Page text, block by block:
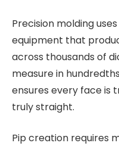
Precision molding
equipment that
across thousands of
measure in
ensures every face is
truly straight.
Pip creation requires